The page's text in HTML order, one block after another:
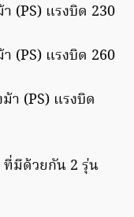
(PS) แรงบิด 230
(PS) แรงบิด 260
า (PS) แรงบิด
ที่มีด้วยกัน 2 รุ่น